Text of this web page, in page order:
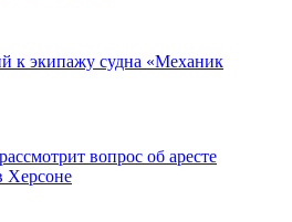
к экипажу судна «Механик
вопрос об аресте
Херсоне